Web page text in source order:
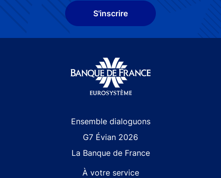
S'inscrire
Ensemble dialoguons
G7 Évian 2026
La Banque de France
À votre service